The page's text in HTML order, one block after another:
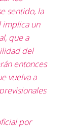
sentido, la
implica un
que a
del
entonces
vuelva a
por